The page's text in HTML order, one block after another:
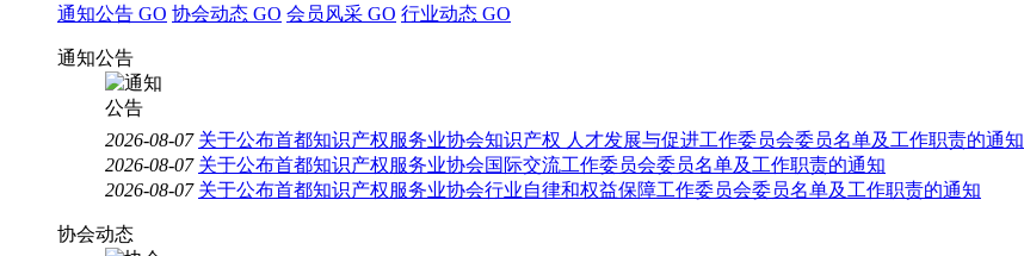
通知公告 GO 协会动态 GO 会员风采 GO 行业动态 GO
通知公告
2026-08-07 关于公布首都知识产权服务业协会知识产权 人才发展与促进工作委员会委员名单及工作职责的通知
2026-08-07 关于公布首都知识产权服务业协会国际交流工作委员会委员名单及工作职责的通知
2026-08-07 关于公布首都知识产权服务业协会行业自律和权益保障工作委员会委员名单及工作职责的通知
协会动态